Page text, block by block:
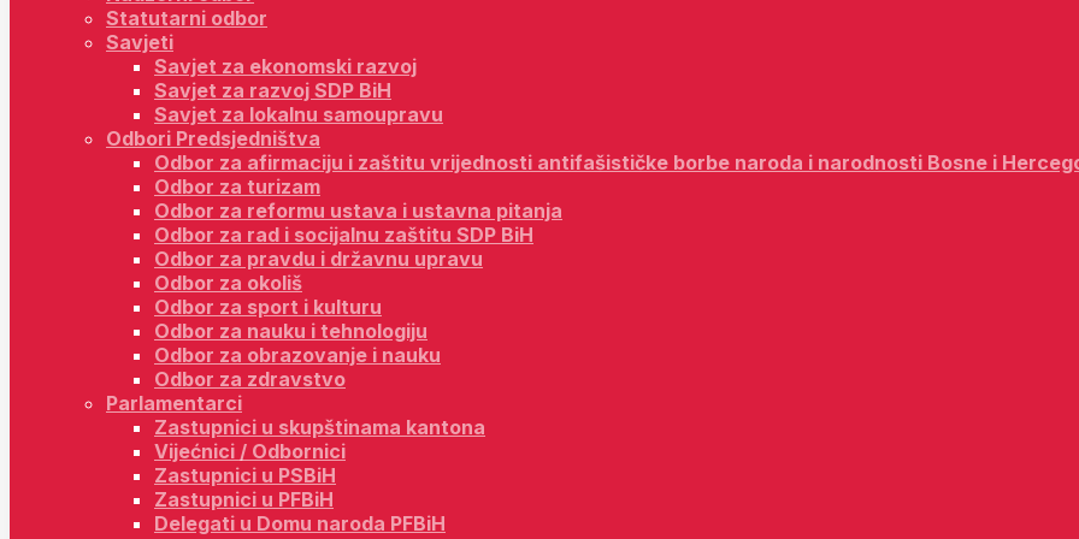
Statutarni odbor
Savjeti
Savjet za ekonomski razvoj
Savjet za razvoj SDP BiH
Savjet za lokalnu samoupravu
Odbori Predsjedništva
Odbor za afirmaciju i zaštitu vrijednosti antifašističke borbe naroda i narodnosti Bosne i
Odbor za turizam
Odbor za reformu ustava i ustavna pitanja
Odbor za rad i socijalnu zaštitu SDP BiH
Odbor za pravdu i državnu upravu
Odbor za okoliš
Odbor za sport i kulturu
Odbor za nauku i tehnologiju
Odbor za obrazovanje i nauku
Odbor za zdravstvo
Parlamentarci
Zastupnici u skupštinama kantona
Vijećnici / Odbornici
Zastupnici u PSBiH
Zastupnici u PFBiH
Delegati u Domu naroda PFBiH